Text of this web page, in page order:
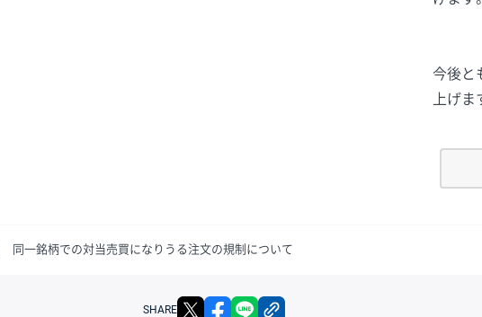
今後と
上げま
同一銘柄での対当売買になりうる注文の規制について
SHARE X facebook